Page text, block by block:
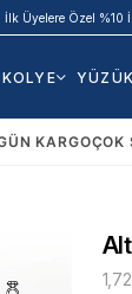
İlk Üyelere Özel %10
KOLYE YÜZÜK
KARGOÇOK